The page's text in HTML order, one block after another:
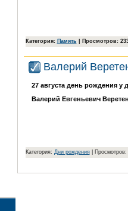
Категория: Память| Просмотров:
Валерий
27 августа день рождения
Валерий Евгеньевич
Категория: Дни рождения| Просмотров: